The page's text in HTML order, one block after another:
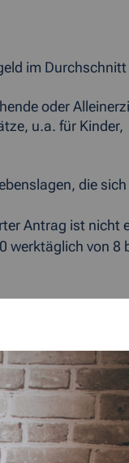
im
oder
u.a. für
die
Antrag ist nicht
werktäglich von 8